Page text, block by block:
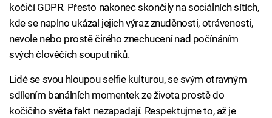
kočičí GDPR. Přesto nakonec skončily na sociálních sítích,
kde se naplno ukázal jejich výraz znuděnosti, otrávenosti,
nevole nebo prostě čirého znechucení nad počínáním
svých člověčích souputníků.
Lidé se svou hloupou selfie kulturou, se svým otravným
sdílením banálních momentek ze života prostě do
kočičího světa fakt nezapadají. Respektujme to, až je